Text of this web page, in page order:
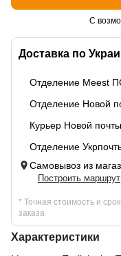
Доставка по
Отделение Meest
Отделение Новой
Курьер Новой почты
Отделение
Самовывоз из
Построить маршрут
* Точная стоимость и
заказа
Характеристики
С